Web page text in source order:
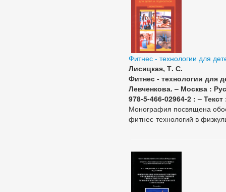
Фитнес - технологии для
Лисицкая, Т. С.
Фитнес - технологии для
Левченкова. – Москва :
978-5-466-02964-2 : –
Монография посвящена
фитнес-технологий в